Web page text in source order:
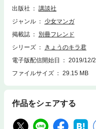
出版社
講談社
ジャンル
少女マンガ
掲載誌
別冊フレンド
シリーズ
きょうのキラ君
電子版配信開始日
2019/12/
ファイルサイズ
29.15 MB
作品をシェアする